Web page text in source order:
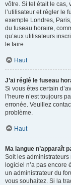
vôtre. Si tel était le cas,
l’utilisateur et régler le
exemple Londres,
du fuseau horaire,
qu’aux utilisateurs
le faire.
Haut
J’ai réglé le fuseau
Si vous êtes certain
l’heure n’est toujours
erronée. Veuillez
problème.
Haut
Ma langue n’apparaît
Soit les administrateurs
logiciel n’a pas
un administrateur du
vous souhaitez. Si la